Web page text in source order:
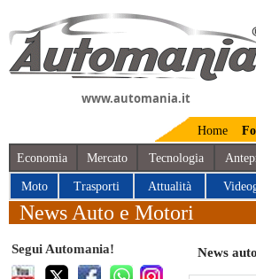
www.automania.it
Home
Economia Mercato Tecnologia
Moto Trasporti Attualità
News Auto e Motori
Segui Automania! News